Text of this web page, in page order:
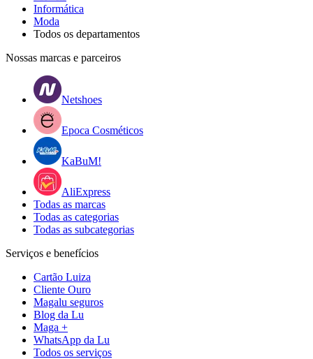
Informática
Moda
Todos os departamentos
Nossas marcas e parceiros
Netshoes
Epoca Cosméticos
KaBuM!
AliExpress
Todas as marcas
Todas as categorias
Todas as subcategorias
Serviços e benefícios
Cartão Luiza
Cliente Ouro
Magalu seguros
Blog da Lu
Maga +
WhatsApp da Lu
Todos os serviços